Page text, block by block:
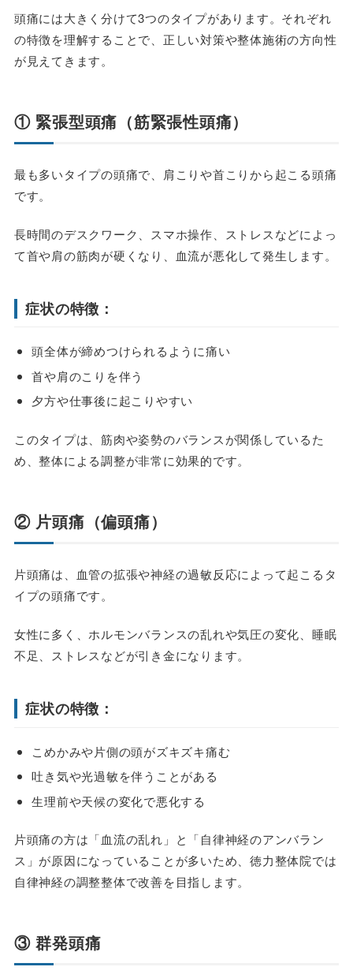
頭痛には大きく分けて3つのタイプがあります。それぞれ
の特徴を理解することで、正しい対策や整体施術の方向性
が見えてきます。
① 緊張型頭痛（筋緊張性頭痛）
最も多いタイプの頭痛で、肩こりや首こりから起こる頭痛
です。
長時間のデスクワーク、スマホ操作、ストレスなどによっ
て首や肩の筋肉が硬くなり、血流が悪化して発生します。
症状の特徴：
頭全体が締めつけられるように痛い
首や肩のこりを伴う
夕方や仕事後に起こりやすい
このタイプは、筋肉や姿勢のバランスが関係しているた
め、整体による調整が非常に効果的です。
② 片頭痛（偏頭痛）
片頭痛は、血管の拡張や神経の過敏反応によって起こるタ
イプの頭痛です。
女性に多く、ホルモンバランスの乱れや気圧の変化、睡眠
不足、ストレスなどが引き金になります。
症状の特徴：
こめかみや片側の頭がズキズキ痛む
吐き気や光過敏を伴うことがある
生理前や天候の変化で悪化する
片頭痛の方は「血流の乱れ」と「自律神経のアンバラン
ス」が原因になっていることが多いため、徳力整体院では
自律神経の調整整体で改善を目指します。
③ 群発頭痛